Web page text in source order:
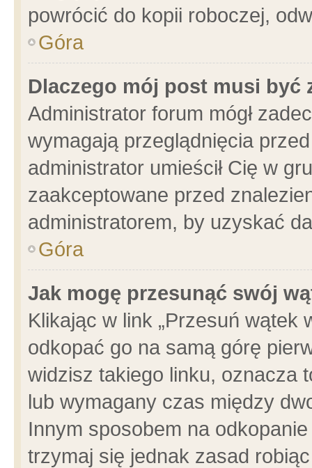
powrócić do kopii roboczej,
Góra
Dlaczego mój post musi być
Administrator forum mógł
wymagają przeglądnięcia
administrator umieścił Cię w
zaakceptowane przed
administratorem, by uzyskać
Góra
Jak mogę przesunąć swój
Klikając w link „Przesuń wątek
odkopać go na samą górę
widzisz takiego linku, oznacza
lub wymagany czas między
Innym sposobem na
trzymaj się jednak zasad